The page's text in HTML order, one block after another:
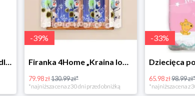
Bino Kuchnia drewniana dla dzieci Provence
-39%
Firanka 4Home „Kraina lodu” (Frozen)
79.98 zł130.99 zł*
*najniższa cena z 30 dni przed obniżką
-33%
65.98 zł98.99 zł*
*najniższa cena z